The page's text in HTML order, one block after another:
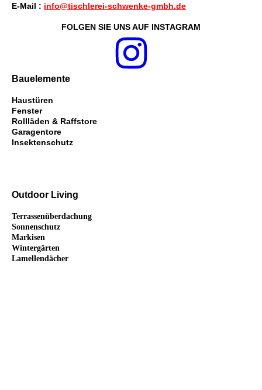
E-Mail : info@tischlerei-schwenke-gmbh.de
FOLGEN SIE UNS AUF INSTAGRAM
Bauelemente
Haustüren
Fenster
Rollläden & Raffstore
Garagentore
Insektenschutz
Outdoor Living
Terrassenüberdachung
Sonnenschutz
Markisen
Wintergärten
Lamellendächer